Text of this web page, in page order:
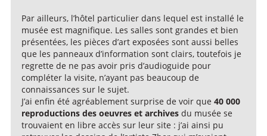
Par ailleurs, l’hôtel particulier dans lequel est installé le
musée est magnifique. Les salles sont grandes et bien
présentées, les pièces d’art exposées sont aussi belles
que les panneaux d’information sont clairs, toutefois je
regrette de ne pas avoir pris d’audioguide pour
compléter la visite, n’ayant pas beaucoup de
connaissances sur le sujet.
J’ai enfin été agréablement surprise de voir que 40 000
reproductions des oeuvres et archives du musée se
trouvaient en libre accès sur leur site : j’ai ainsi pu